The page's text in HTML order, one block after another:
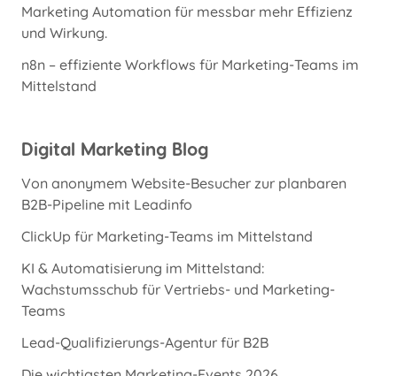
Marketing Automation für messbar mehr Effizienz
und Wirkung.
n8n – effiziente Workflows für Marketing-Teams im
Mittelstand
Digital Marketing Blog
Von anonymem Website-Besucher zur planbaren
B2B-Pipeline mit Leadinfo
ClickUp für Marketing-Teams im Mittelstand
KI & Automatisierung im Mittelstand:
Wachstumsschub für Vertriebs- und Marketing-
Teams
Lead-Qualifizierungs-Agentur für B2B